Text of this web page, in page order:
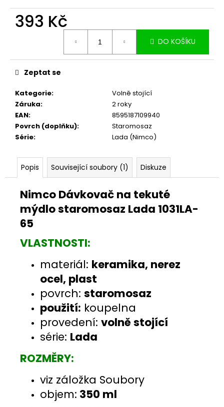
393 Kč
DO KOŠÍKU
Kategorie:
Volně stojící
Záruka:
2 roky
EAN:
8595187109940
Povrch (doplňku):
Staromosaz
Série: Lada (Nimco)
Zeptat se
Popis Související soubory (1) Diskuze
Nimco Dávkovač na tekuté
mýdlo staromosaz Lada 1031LA-
65
VLASTNOSTI:
materiál: keramika, nerez
ocel, plast
povrch: staromosaz
použití: koupelna
provedení: volně stojící
série: Lada
ROZMĚRY:
viz záložka Soubory
objem: 350 ml